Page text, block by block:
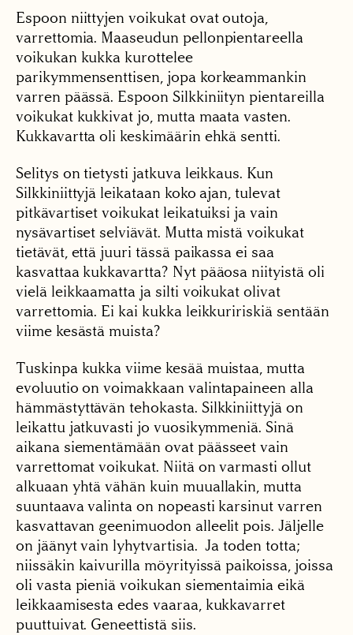
Espoon niittyjen voikukat ovat outoja,
varrettomia. Maaseudun pellonpientareella
voikukan kukka kurottelee
parikymmensenttisen, jopa korkeammankin
varren päässä. Espoon Silkkiniityn pientareilla
voikukat kukkivat jo, mutta maata vasten.
Kukkavartta oli keskimäärin ehkä sentti.
Selitys on tietysti jatkuva leikkaus. Kun
Silkkiniittyjä leikataan koko ajan, tulevat
pitkävartiset voikukat leikatuiksi ja vain
nysävartiset selviävät. Mutta mistä voikukat
tietävät, että juuri tässä paikassa ei saa
kasvattaa kukkavartta? Nyt pääosa niityistä oli
vielä leikkaamatta ja silti voikukat olivat
varrettomia. Ei kai kukka leikkuririskiä sentään
viime kesästä muista?
Tuskinpa kukka viime kesää muistaa, mutta
evoluutio on voimakkaan valintapaineen alla
hämmästyttävän tehokasta. Silkkiniittyjä on
leikattu jatkuvasti jo vuosikymmeniä. Sinä
aikana siementämään ovat päässeet vain
varrettomat voikukat. Niitä on varmasti ollut
alkuaan yhtä vähän kuin muuallakin, mutta
suuntaava valinta on nopeasti karsinut varren
kasvattavan geenimuodon alleelit pois. Jäljelle
on jäänyt vain lyhytvartisia. Ja toden totta;
niissäkin kaivurilla möyrityissä paikoissa, joissa
oli vasta pieniä voikukan siementaimia eikä
leikkaamisesta edes vaaraa, kukkavarret
puuttuivat. Geneettistä siis.